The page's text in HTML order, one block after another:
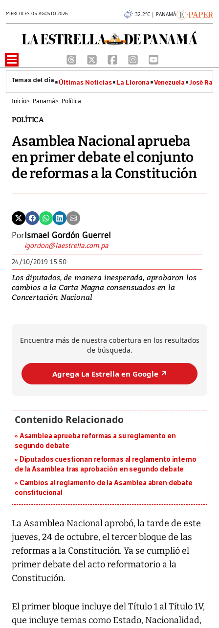
MIÉRCOLES 05 AGOSTO 2026 32.2°C | PANAMÁ
Últimas Noticias La Llorona Venezuela José
Inicio> Panamá> Política
POLÍTICA
Asamblea Nacional aprueba
en primer debate el conjunto
de reformas a la Constitución
PorIsmael Gordón Guerrel
igordon@laestrella.com.pa
24/10/2019 15:50
Los diputados, de manera inesperada, aprobaron los
cambios a la Carta Magna consensuados en la
Concertación Nacional
Encuentra más de nuestra cobertura en los resultados
de búsqueda.
Agrega La Estrella en Google ↗️
Asamblea aprueba reformas a su reglamento en
segundo debate
Diputados cuestionan reformas al reglamento interno
de la Asamblea tras aprobación en segundo debate
Cambios al reglamento de la Asamblea abren debate
constitucional
La Asamblea Nacional aprobó, la tarde de este
jueves, 24 de octubre, el tercer bloque de las
reformas a la Constitución. Ya se cumplió el
primer debate del acto reformatorio a la
Constitución.
El primer bloque incluye del Título 1 al Título 1V,
que incluye temas como Estado, Nacionalidad,